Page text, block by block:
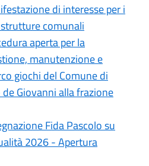
di interesse per i
comunali
aperta per la
manutenzione e
giochi del Comune di
Giovanni alla frazione
Fida Pascolo su
2026 - Apertura